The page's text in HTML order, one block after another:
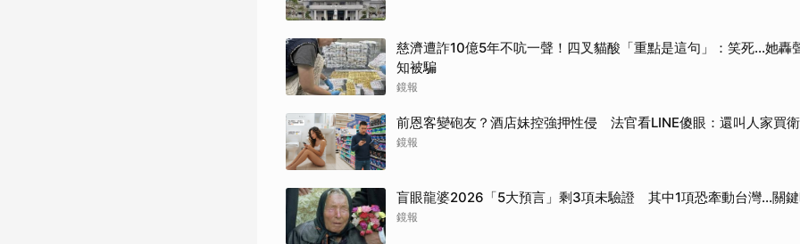
慈濟遭詐10億5年不吭一聲！四叉貓酸「重點是這句」：笑死...她轟
知被騙
鏡報
前恩客變砲友？酒店妹控強押性侵 法官看LINE傻眼：還叫人家買
鏡報
盲眼龍婆2026「5大預言」剩3項未驗證 其中1項恐牽動台灣...關
鏡報